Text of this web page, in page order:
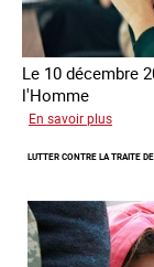
Le 10 décembre
l'Homme
En savoir plus
du
des
droits
de
LUTTER CONTRE LA TRAITE